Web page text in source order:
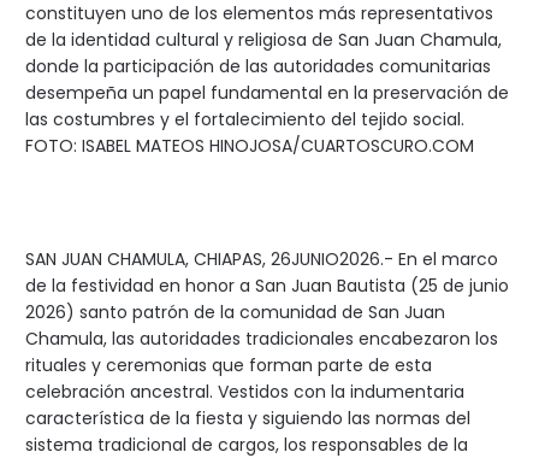
constituyen uno de los elementos más representativos
de la identidad cultural y religiosa de San Juan Chamula,
donde la participación de las autoridades comunitarias
desempeña un papel fundamental en la preservación de
las costumbres y el fortalecimiento del tejido social.
FOTO: ISABEL MATEOS HINOJOSA/CUARTOSCURO.COM
SAN JUAN CHAMULA, CHIAPAS, 26JUNIO2026.- En el marco
de la festividad en honor a San Juan Bautista (25 de junio
2026) santo patrón de la comunidad de San Juan
Chamula, las autoridades tradicionales encabezaron los
rituales y ceremonias que forman parte de esta
celebración ancestral. Vestidos con la indumentaria
característica de la fiesta y siguiendo las normas del
sistema tradicional de cargos, los responsables de la